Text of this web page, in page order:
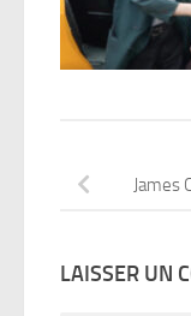
James
LAISSER UN